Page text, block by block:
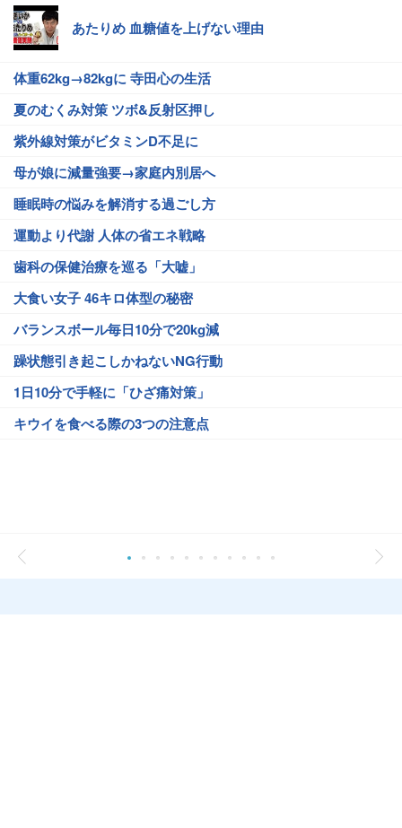
あたりめ 血糖値を上げない理由
体重62kg→82kgに 寺田心の生活
夏のむくみ対策 ツボ&反射区押し
紫外線対策がビタミンD不足に
母が娘に減量強要→家庭内別居へ
睡眠時の悩みを解消する過ごし方
運動より代謝 人体の省エネ戦略
歯科の保健治療を巡る「大嘘」
大食い女子 46キロ体型の秘密
バランスボール毎日10分で20kg減
躁状態引き起こしかねないNG行動
1日10分で手軽に「ひざ痛対策」
キウイを食べる際の3つの注意点